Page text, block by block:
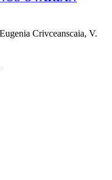
Crivceanscaia, V.